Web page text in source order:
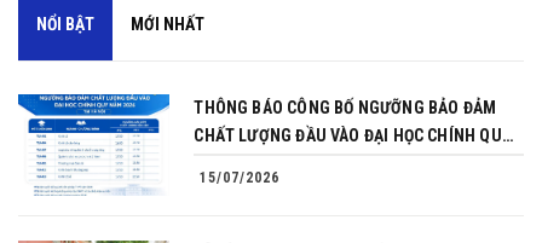
NỔI BẬT MỚI NHẤT
THÔNG BÁO CÔNG BỐ NGƯỠNG BẢO ĐẢM
CHẤT LƯỢNG ĐẦU VÀO ĐẠI HỌC CHÍNH QUY
15/07/2026